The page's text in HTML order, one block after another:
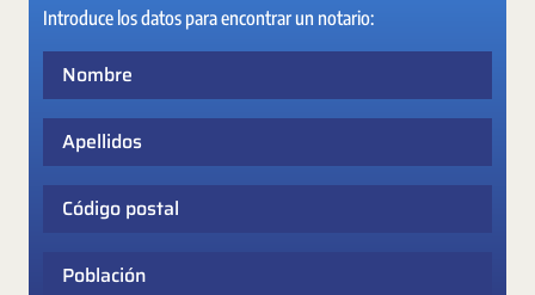
Introduce los datos para encontrar un notario:
Apellidos
Código postal
Población